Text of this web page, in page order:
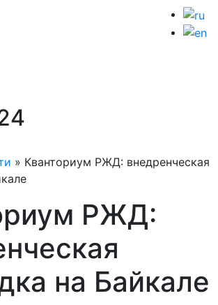
» Кванториум РЖД: внедренческая
РЖД:
на Байкале